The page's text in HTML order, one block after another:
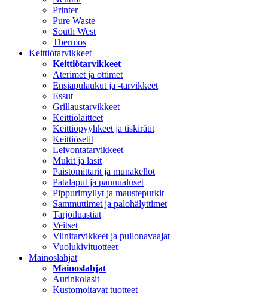
Printer
Pure Waste
South West
Thermos
Keittiötarvikkeet
Keittiötarvikkeet
Aterimet ja ottimet
Ensiapulaukut ja -tarvikkeet
Essut
Grillaustarvikkeet
Keittiölaitteet
Keittiöpyyhkeet ja tiskirätit
Keittiösetit
Leivontatarvikkeet
Mukit ja lasit
Paistomittarit ja munakellot
Patalaput ja pannualuset
Pippurimyllyt ja maustepurkit
Sammuttimet ja palohälyttimet
Tarjoiluastiat
Veitset
Viinitarvikkeet ja pullonavaajat
Vuolukivituotteet
Mainoslahjat
Mainoslahjat
Aurinkolasit
Kustomoitavat tuotteet